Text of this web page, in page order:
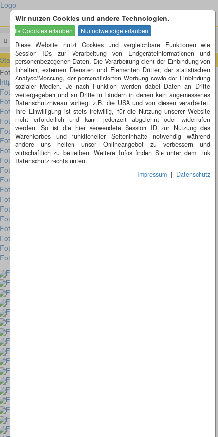
Wir nutzen Cookies und andere Technologien.
Diese Website nutzt Cookies und vergleichbare Funktionen wie
Session IDs zur Verarbeitung von Endgeräteinformationen und
personenbezogenen Daten. Die Verarbeitung dient der Einbindung von
Inhalten, externen Diensten und Elementen Dritter, der statistischen
Analyse/Messung, der personalisierten Werbung sowie der Einbindung
sozialer Medien. Je nach Funktion werden dabei Daten an Dritte
weitergegeben und an Dritte in Ländern in denen kein angemessenes
Datenschutzniveau vorliegt z.B. die USA und von diesen verarbeitet.
Ihre Einwilligung ist stets freiwillig, für die Nutzung unserer Website
nicht erforderlich und kann jederzeit abgelehnt oder widerrufen
werden. So ist die hier verwendete Session ID zur Nutzung des
Warenkorbes und funktioneller Seiteninhalte notwendig während
andere uns helfen unser Onlineangebot zu verbessern und
wirtschaftlich zu betreiben. Weitere Infos finden Sie unter dem Link
Datenschutz rechts unten.
Impressum | Datenschutz
Startseite » Fotorätsel
Fotorätsel jetzt immer schon Dienstags auf
https://www.facebook.com/fotoraetsel/
Fotorätsel 288
Fotorätsel 287
Fotorätsel 286
Fotorätsel 285
Fotorätsel 284
Fotorätsel 283
Fotorätsel 282
Fotorätsel 281
Fotorätsel 271 bis 280
Fotorätsel 261 bis 270
Fotorätsel 251 bis 260
Fotorätsel 241 bis 250
Fotorätsel 231 bis 240
Fotorätsel 221 bis 230
Fotorätsel 211 bis 220
Fotorätsel 201 bis 210
Fotorätsel 101 bis 200
Fotorätsel 1 bis 100
Fotorätsel 288
Fotorätsel 287
Fotorätsel 286
Fotorätsel 285
Fotorätsel 284
Fotorätsel 283
Fotorätsel 282
Fotorätsel 281
Fotorätsel 271 bis 280
Fotorätsel 261 bis 270
Fotorätsel 251 bis 260
Fotorätsel 241 bis 250
Fotorätsel 231 bis 240
Fotorätsel 221 bis 230
Fotorätsel 211 bis 220
Fotorätsel 201 bis 210
Fotorätsel 101 bis 200